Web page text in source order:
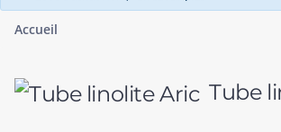
Accueil
Tube